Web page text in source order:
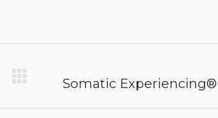
NextSomatic Experiencing®